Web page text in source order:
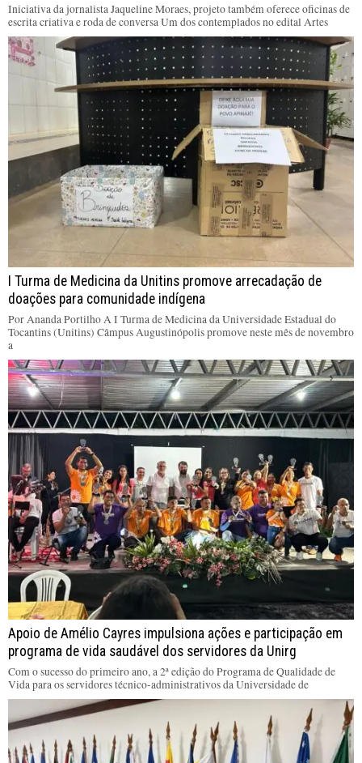
Iniciativa da jornalista Jaqueline Moraes, projeto também oferece oficinas de
escrita criativa e roda de conversa Um dos contemplados no edital Artes
I Turma de Medicina da Unitins promove arrecadação de
doações para comunidade indígena
Por Ananda Portilho A I Turma de Medicina da Universidade Estadual do
Tocantins (Unitins) Câmpus Augustinópolis promove neste mês de novembro
a
Apoio de Amélio Cayres impulsiona ações e participação em
programa de vida saudável dos servidores da Unirg
Com o sucesso do primeiro ano, a 2ª edição do Programa de Qualidade de
Vida para os servidores técnico-administrativos da Universidade de